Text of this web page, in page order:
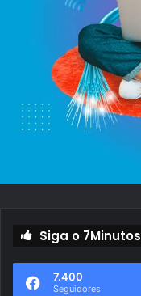
Siga o 7Minutos
7.400
Seguidores